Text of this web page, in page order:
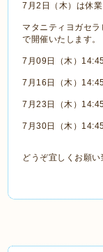
7月2日（木）は休業
マタニティヨガセ
で開催いたします。
7月09日（木）
7月16日（木）
7月23日（木）
7月30日（木）
どうぞ宜しくお願い